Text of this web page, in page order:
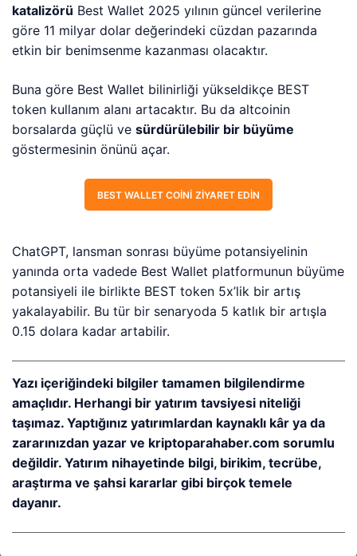
katalizörü Best Wallet 2025 yılının güncel verilerine
göre 11 milyar dolar değerindeki cüzdan pazarında
etkin bir benimsenme kazanması olacaktır.
Buna göre Best Wallet bilinirliği yükseldikçe BEST
token kullanım alanı artacaktır. Bu da altcoinin
borsalarda güçlü vesürdürülebilir bir büyüme
göstermesinin önünü açar.
BEST WALLET COINI ZIYARET EDIN
ChatGPT, lansman sonrası büyüme potansiyelinin
yanında orta vadede Best Wallet platformunun büyüme
potansiyeli ile birlikte BEST token 5x’lik bir artış
yakalayabilir. Bu tür bir senaryoda 5 katlık bir artışla
0.15 dolara kadar artabilir.
Yazı içeriğindeki bilgiler tamamen bilgilendirme
amaçlıdır. Herhangi bir yatırım tavsiyesi niteliği
taşımaz. Yaptığınız yatırımlardan kaynaklı kâr ya da
zararınızdan yazar ve kriptoparahaber.com sorumlu
değildir. Yatırım nihayetinde bilgi, birikim, tecrübe,
araştırma ve şahsi kararlar gibi birçok temele
dayanır.